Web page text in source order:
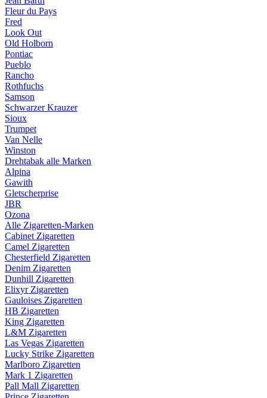
Fleur du Pays
Fred
Look Out
Old Holborn
Pontiac
Pueblo
Rancho
Rothfuchs
Samson
Schwarzer Krauzer
Sioux
Trumpet
Van Nelle
Winston
Drehtabak alle Marken
Alpina
Gawith
Gletscherprise
JBR
Ozona
Alle Zigaretten-Marken
Cabinet Zigaretten
Camel Zigaretten
Chesterfield Zigaretten
Denim Zigaretten
Dunhill Zigaretten
Elixyr Zigaretten
Gauloises Zigaretten
HB Zigaretten
King Zigaretten
L&M Zigaretten
Las Vegas Zigaretten
Lucky Strike Zigaretten
Marlboro Zigaretten
Mark 1 Zigaretten
Pall Mall Zigaretten